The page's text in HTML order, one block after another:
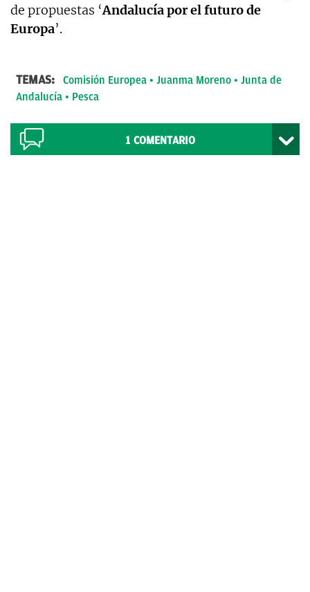
de propuestas ‘Andalucía por el futuro de
Europa’.
TEMAS: Comisión Europea Juanma Moreno
Junta de
Andalucía
Pesca
1 COMENTARIO